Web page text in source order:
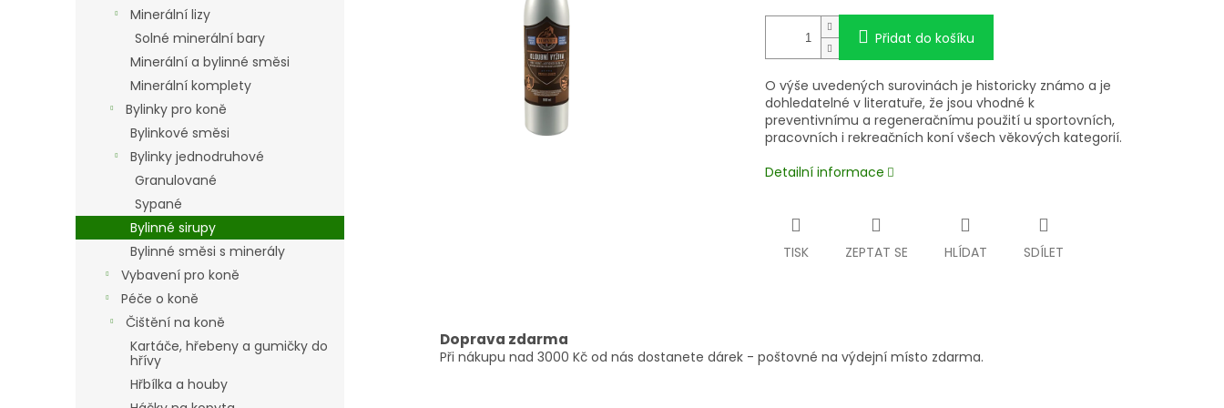
Minerální lizy
Solné minerální bary
Minerální a bylinné směsi
Minerální komplety
Bylinky pro koně
Bylinkové směsi
Bylinky jednodruhové
Granulované
Sypané
Bylinné sirupy
Bylinné směsi s minerály
Vybavení pro koně
Péče o koně
Čištění na koně
Kartáče, hřebeny a gumičky do
hřívy
Hřbílka a houby
Přidat do košíku
O výše uvedených surovinách je historicky známo a je
dohledatelné v literatuře, že jsou vhodné k
preventivnímu a regeneračnímu použití u sportovních,
pracovních i rekreačních koní všech věkových kategorií.
Detailní informace
TISK ZEPTAT SE HLÍDAT SDÍLET
Doprava zdarma
Při nákupu nad 3000 Kč od nás dostanete dárek - poštovné na výdejní místo zdarma.